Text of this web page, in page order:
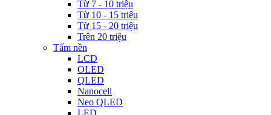
Từ 7 - 10 triệu
Từ 10 - 15 triệu
Từ 15 - 20 triệu
Trên 20 triệu
Tấm nền
LCD
OLED
QLED
Nanocell
Neo QLED
LED